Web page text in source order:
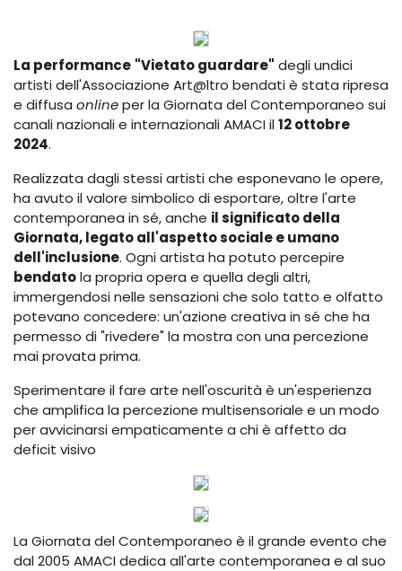
La performance "Vietato guardare" degli undici
artisti dell'Associazione Art@ltro bendati è stata ripresa
e diffusa onlineper la Giornata del Contemporaneo sui
canali nazionali e internazionali AMACI il12 ottobre
2024.
Realizzata dagli stessi artisti che esponevano le opere,
ha avuto il valore simbolico di esportare, oltre l'arte
contemporanea in sé, anche il significato della
Giornata, legato all'aspetto sociale e umano
dell'inclusione. Ogni artista ha potuto percepire
bendatola propria opera e quella degli altri,
immergendosi nelle sensazioni che solo tatto e olfatto
potevano concedere: un'azione creativa in sé che ha
permesso di "rivedere" la mostra con una percezione
mai provata prima.
Sperimentare il fare arte nell'oscurità è un'esperienza
che amplifica la percezione multisensoriale e un modo
per avvicinarsi empaticamente a chi è affetto da
deficit visivo
La Giornata del Contemporaneo è il grande evento che
dal 2005 AMACI dedica all'arte contemporanea e al suo